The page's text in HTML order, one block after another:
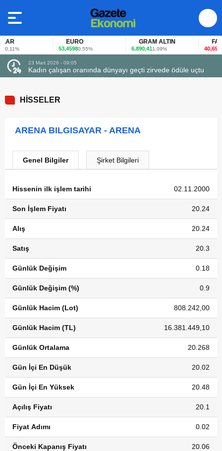
EURO
53,45980,55%
GRAM ALTIN
6.890,411,09%
FAİZ
40,65-
23 Mart 2026 - 09:05
Kadın çalışan oranında dünyayı geçti zirvede ödüle uçtu
HİSSELER
ARENA BILGISAYAR - ARENA
Genel Bilgiler Şirket Bilgileri
Hissenin ilk işlem tarihi 02.11.2000
Son İşlem Fiyatı 20.24
Alış 20.24
Satış 20.3
Günlük Değişim 0.18
Günlük Değişim (%) 0.9
Günlük Hacim (Lot) 808.242,00
Günlük Hacim (TL) 16.381.449,10
Günlük Ortalama 20.268
Gün İçi En Düşük 20.02
Gün İçi En Yüksek 20.48
Açılış Fiyatı 20.1
Fiyat Adımı 0.02
Önceki Kapanış Fiyatı 20.06